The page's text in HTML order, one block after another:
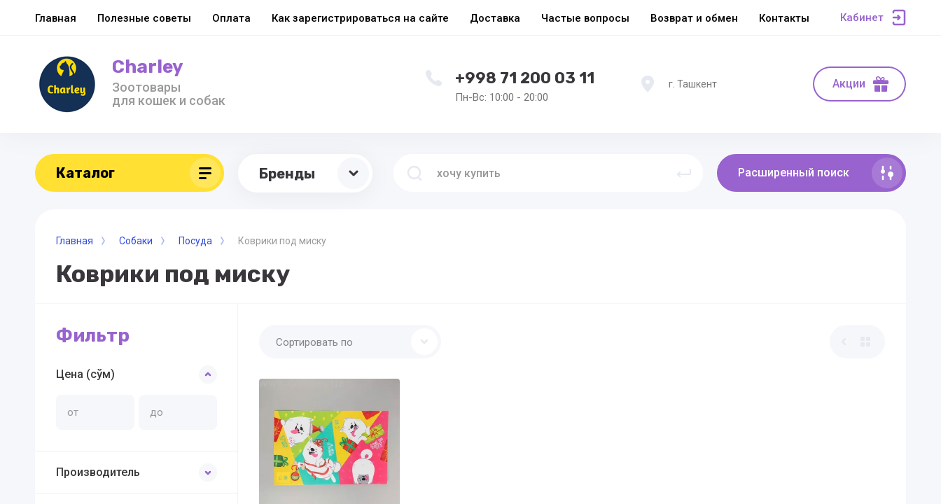
Главная Полезные советы Оплата Как зарегистрироваться на сайте Доставка Частые вопросы Возврат и обмен Контакты Кабинет
Charley
Зоотовары
для кошек и собак
+998 71 200 03 11
Пн-Вс: 10:00 - 20:00
г. Ташкент Акции
Каталог Бренды Расширенный поиск
Главная Собаки Посуда Коврики под миску
Коврики под миску
Фильтр
Цена (сўм)
Производитель
Сортировать по